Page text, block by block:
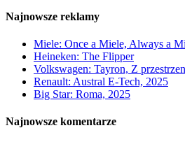
Najnowsze reklamy
Miele: Once a Miele, Always a
Heineken: The Flipper
Volkswagen: Tayron, Z
Renault: Austral E-Tech, 2025
Big Star: Roma, 2025
Najnowsze komentarze